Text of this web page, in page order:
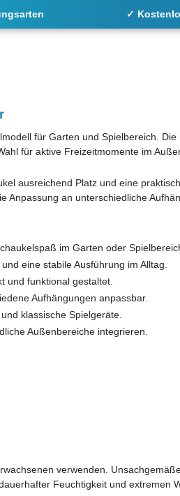
✓
für Garten und Spielbereich.
für aktive Freizeitmomente im
ausreichend Platz und eine
Anpassung an unterschiedliche
im Garten oder
eine stabile Ausführung im Alltag.
und funktional gestaltet.
Aufhängungen anpassbar.
klassische Spielgeräte.
Außenbereiche integrieren.
verwenden.
Feuchtigkeit und extremen